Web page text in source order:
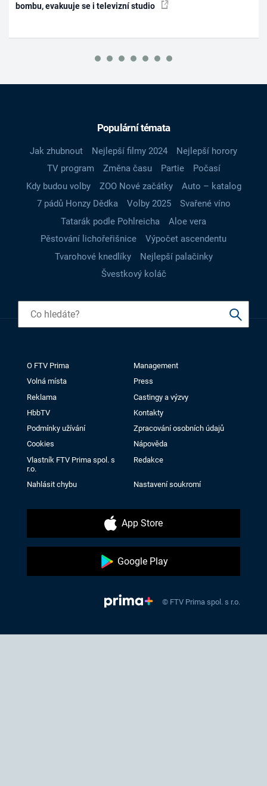
bombu, evakuuje se i televizní studio
Populární témata
Jak zhubnout Nejlepší filmy 2024
Nejlepší horory
TV program
Změna času Partie
Počasí
Kdy budou volby
ZOO Nové začátky
Auto – katalog
7 pádů Honzy Dědka
Volby 2025
Svařené víno
Tatarák podle Pohlreicha
Aloe vera
Pěstování lichořeřišnice
Výpočet ascendentu
Tvarohové knedlíky
Nejlepší palačinky
Švestkový koláč
O FTV Prima
Management
Volná místa
Press
Reklama
Castingy a výzvy
HbbTV
Kontakty
Podmínky užívání
Zpracování osobních údajů
Cookies
Nápověda
Vlastník FTV Prima spol. s
r.o.
Redakce
Nahlásit chybu Nastavení soukromí
App Store
Google Play
© FTV Prima spol. s r.o.